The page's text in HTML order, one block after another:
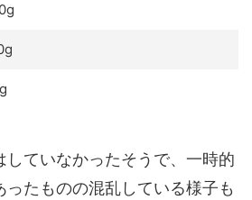
していなかったそうで、一時的
ったものの混乱している様子も